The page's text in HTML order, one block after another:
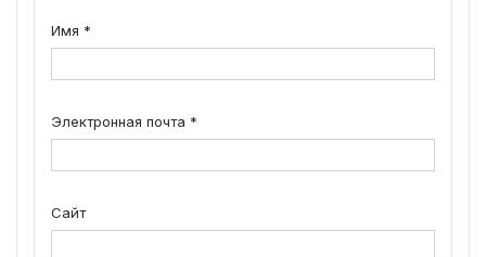
Имя *
Электронная почта *
Сайт